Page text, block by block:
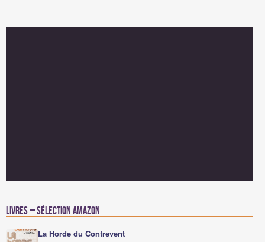
Livres – Sélection Amazon
La Horde du Contrevent